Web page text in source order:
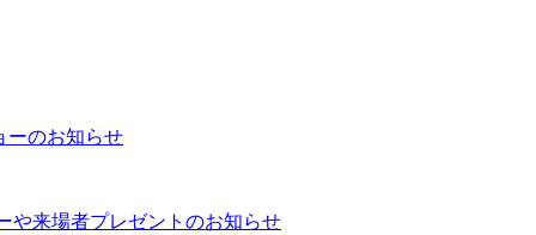
ーのお知らせ
や来場者プレゼントのお知らせ